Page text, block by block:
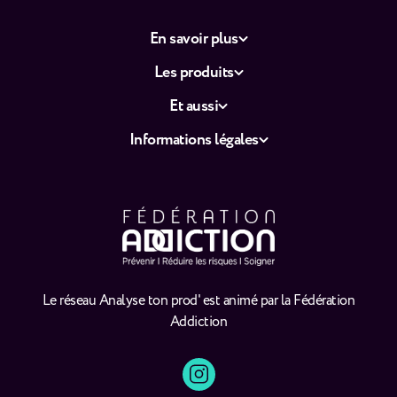
Le réseau Analyse ton prod' est animé par la Fédération
Addiction
En savoir plus
Les produits
Et aussi
Informations légales